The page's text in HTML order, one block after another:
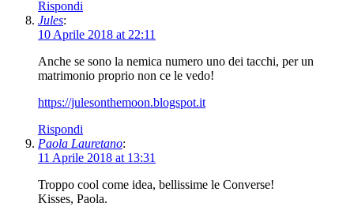
Rispondi
Jules:
10 Aprile 2018 at 22:11
Anche se sono la nemica numero uno dei tacchi, per un
matrimonio proprio non ce le vedo!
https://julesonthemoon.blogspot.it
Rispondi
Paola Lauretano:
11 Aprile 2018 at 13:31
Troppo cool come idea, bellissime le Converse!
Kisses, Paola.